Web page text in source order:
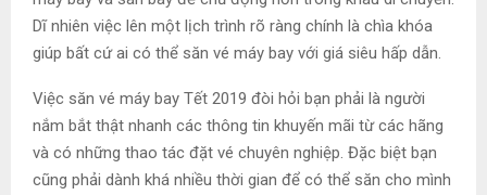
Dĩ nhiên việc lên một lịch trình rõ ràng chính là chìa khóa
giúp bất cứ ai có thể săn vé máy bay với giá siêu hấp dẫn.
Việc săn vé máy bay Tết 2019 đòi hỏi bạn phải là người
nắm bắt thật nhanh các thông tin khuyến mãi từ các hãng
và có những thao tác đặt vé chuyên nghiệp. Đặc biệt bạn
cũng phải dành khá nhiều thời gian để có thể săn cho mình